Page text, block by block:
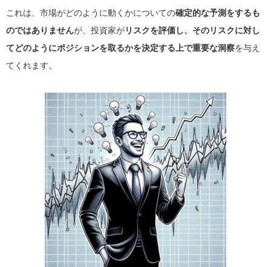
これは、市場がどのように動くかについての確定的な予測をするも
のではありませんが、投資家がリスクを評価し、そのリスクに対し
てどのようにポジションを取るかを決定する上で重要な洞察を与え
てくれます。